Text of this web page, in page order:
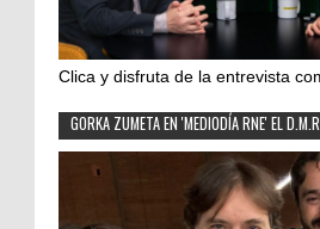
Clica y disfruta de la entrevista
GORKA ZUMETA EN 'MEDIODÍA RNE' EL